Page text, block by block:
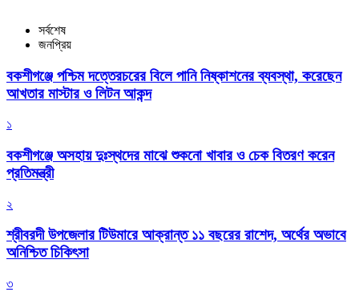
সর্বশেষ
জনপ্রিয়
বকশীগঞ্জে পশ্চিম দত্তেরচরের বিলে পানি নিষ্কাশনের ব্যবস্থা, করেছেন
আখতার মাস্টার ও লিটন আকন্দ
১
বকশীগঞ্জে অসহায় দুঃস্থদের মাঝে শুকনো খাবার ও চেক বিতরণ করেন
প্রতিমন্ত্রী
২
শ্রীবরদী উপজেলার টিউমারে আক্রান্ত ১১ বছরের রাশেদ, অর্থের অভাবে
অনিশ্চিত চিকিৎসা
৩